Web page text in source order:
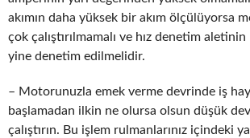
akımın daha yüksek bir akım ölçülüyorsa
çok çalıştırılmamalı ve hız denetim
yine denetim edilmelidir.
– Motorunuzla emek verme devrinde iş
başlamadan ilkin ne olursa olsun düşük
çalıştırın. Bu işlem rulmanlarınız içindeki